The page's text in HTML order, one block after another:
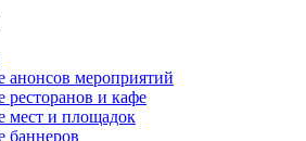
анонсов мероприятий
ресторанов и кафе
мест и площадок
баннеров